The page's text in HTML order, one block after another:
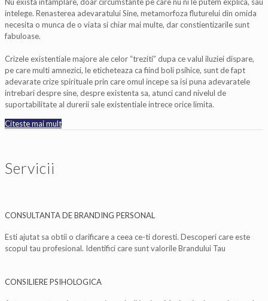
Nu exista intamplare, doar circumstante pe care nu ni le putem explica, sau
intelege. Renasterea adevaratului Sine, metamorfoza fluturelui din omida
necesita o munca de o viata si chiar mai multe, dar constientizarile sunt
fabuloase.
Crizele existentiale majore ale celor “treziti” dupa ce valul iluziei dispare,
pe care multi amnezici, le eticheteaza ca fiind boli psihice, sunt de fapt
adevarate crize spirituale prin care omul incepe sa isi puna adevaratele
intrebari despre sine, despre existenta sa, atunci cand nivelul de
suportabilitate al durerii sale existentiale intrece orice limita.
Citeste mai mult
Servicii
CONSULTANTA DE BRANDING PERSONAL
Esti ajutat sa obtii o clarificare a ceea ce-ti doresti. Descoperi care este
scopul tau profesional. Identifici care sunt valorile Brandului Tau
CONSILIERE PSIHOLOGICA